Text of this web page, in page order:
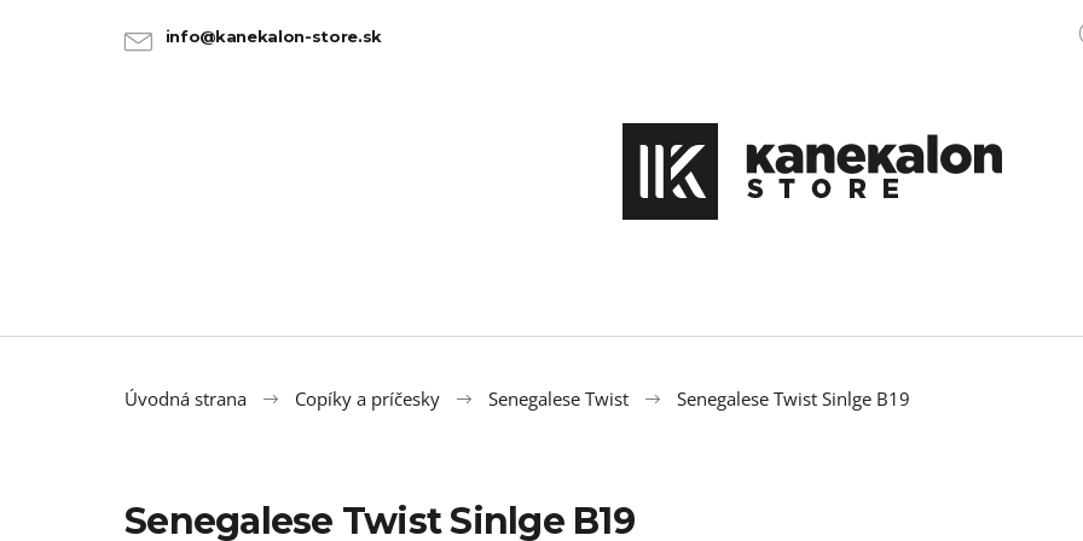
info@kanekalon-store.sk
Úvodná strana Copíky a príčesky Senegalese Twist Senegalese Twist Sinlge B19
Senegalese Twist Sinlge B19
SPÄŤ
SPÄŤ
Čo potrebujete nájsť?
100% JUMBO BRAID KANEKALON
100% EZ KANEKALON M47